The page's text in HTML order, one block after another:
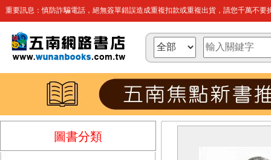
重要訊息：慎防詐騙電話，絕無簽單錯誤造成重複扣款或重複出貨，請您千萬不要
圖書分類